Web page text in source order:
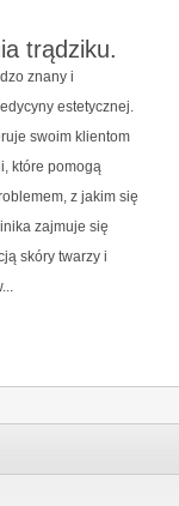
trądziku.
znany i
estetycznej.
swoim klientom
które pomogą
z jakim się
zajmuje się
skóry twarzy i